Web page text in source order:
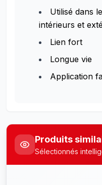
Utilisé dans
intérieurs et
Lien fort
Longue vie
Application
Produits
Sélectionnés